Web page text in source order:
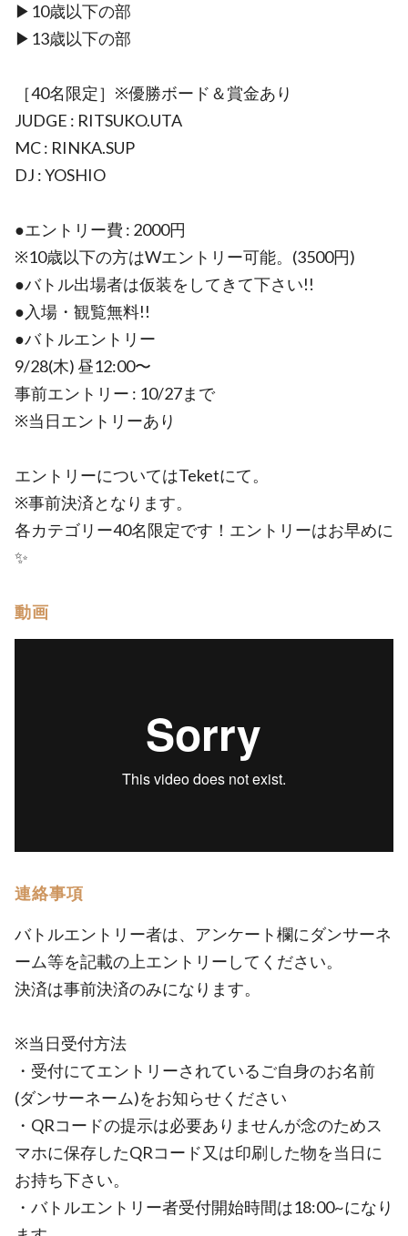
▶︎10歳以下の部
▶︎13歳以下の部
［40名限定］※優勝ボード＆賞金あり
JUDGE : RITSUKO.UTA
MC : RINKA.SUP
DJ : YOSHIO
●エントリー費 : 2000円
※10歳以下の方はWエントリー可能。(3500円)
●バトル出場者は仮装をしてきて下さい!!
●入場・観覧無料!!
●バトルエントリー
9/28(木) 昼12:00〜
事前エントリー : 10/27まで
※当日エントリーあり
エントリーについてはTeketにて。
※事前決済となります。
各カテゴリー40名限定です！エントリーはお早めに
✨
動画
連絡事項
バトルエントリー者は、アンケート欄にダンサーネ
ーム等を記載の上エントリーしてください。
決済は事前決済のみになります。
※当日受付方法
・受付にてエントリーされているご自身のお名前
(ダンサーネーム)をお知らせください
・QRコードの提示は必要ありませんが念のためス
マホに保存したQRコード又は印刷した物を当日に
お持ち下さい。
・バトルエントリー者受付開始時間は18:00~になり